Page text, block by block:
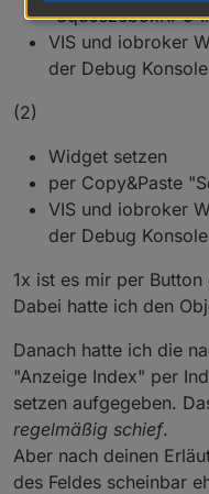
vis-Editors und
Im dann
öffnen.
Das am besten
Probleme gibt.
das Kästchen
"SqueezeboxRPC
VIS und iobroker
der Debug Konsole
(2)
Widget setzen
per Copy&Paste
VIS und iobroker
der Debug Konsole
1x ist es mir per
Dabei hatte ich den
Danach hatte ich die
"Anzeige Index" per
setzen aufgegeben.
regelmäßig schief.
Aber nach deinen
des Feldes scheinbar